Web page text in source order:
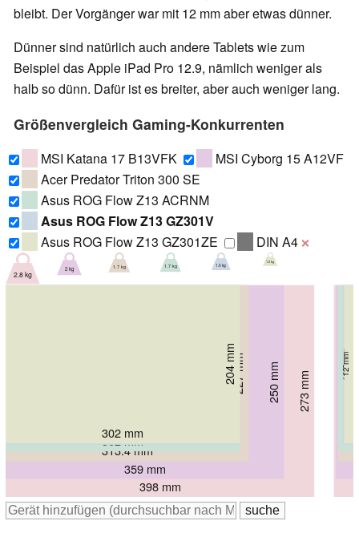
bleibt. Der Vorgänger war mit 12 mm aber etwas dünner.
Dünner sind natürlich auch andere Tablets wie zum
Beispiel das Apple iPad Pro 12.9, nämlich weniger als
halb so dünn. Dafür ist es breiter, aber auch weniger lang.
Größenvergleich Gaming-Konkurrenten
MSI Katana 17 B13VFK
MSI Cyborg 15 A12VF
Acer Predator Triton 300 SE
Asus ROG Flow Z13 ACRNM
Asus ROG Flow Z13 GZ301V
Asus ROG Flow Z13 GZ301ZE
DIN A4 ❌
398 mm
273 mm 25.2 mm
2.8 kg
359 mm
250 mm 22.9 mm
2 kg
313.4 mm
227 mm 19.8 mm
1.7 kg
302 mm
214 mm 20 mm
1.7 kg
302 mm
206 mm 14.2 mm
1.6 kg
302 mm
204 mm 12 mm
1.2 kg